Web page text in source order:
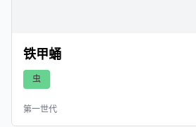
铁甲蛹
虫
第一世代